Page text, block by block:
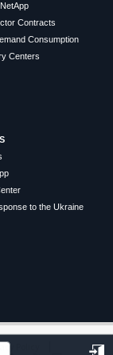
Contracts
Consumption
Centers
to the Ukraine
Policy